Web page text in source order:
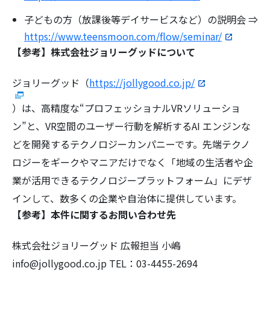
子どもの方（放課後等デイサービスなど）の説明会 ⇒
https://www.teensmoon.com/flow/seminar/
【参考】株式会社ジョリーグッドについて
ジョリーグッド（https://jollygood.co.jp/
）は、高精度な“プロフェッショナルVRソリューショ
ン”と、VR空間のユーザー行動を解析するAI エンジンな
どを開発するテクノロジーカンパニーです。先端テクノ
ロジーをギークやマニアだけでなく「地域の生活者や企
業が活用できるテクノロジープラットフォーム」にデザ
インして、数多くの企業や自治体に提供しています。
【参考】本件に関するお問い合わせ先
株式会社ジョリーグッド 広報担当 小嶋
info@jollygood.co.jp TEL：03-4455-2694